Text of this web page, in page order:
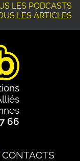
LES PODCASTS
LES ARTICLES
66
CONTACTS